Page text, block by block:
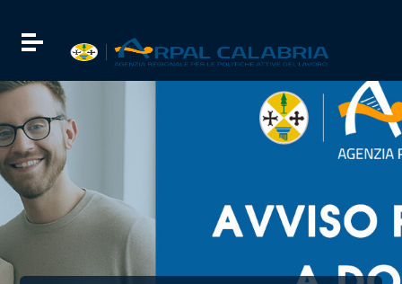
Vai al footer
Attiva / disattiva la navigazione